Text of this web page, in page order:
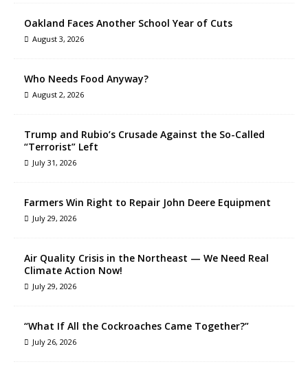
Oakland Faces Another School Year of Cuts
August 3, 2026
Who Needs Food Anyway?
August 2, 2026
Trump and Rubio’s Crusade Against the So-Called
“Terrorist” Left
July 31, 2026
Farmers Win Right to Repair John Deere Equipment
July 29, 2026
Air Quality Crisis in the Northeast — We Need Real
Climate Action Now!
July 29, 2026
“What If All the Cockroaches Came Together?”
July 26, 2026